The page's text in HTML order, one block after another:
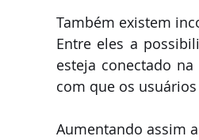
Também existem
Entre eles a
esteja conectado
com que os
Aumentando assim